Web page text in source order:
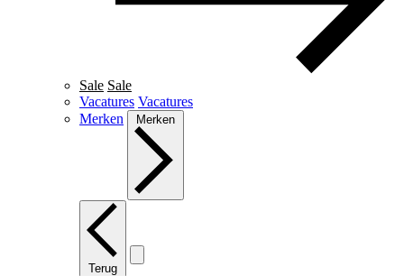
Sale Sale
Vacatures Vacatures
Merken
Merken
Terug